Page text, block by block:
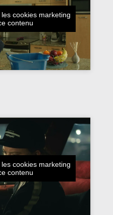
cookies marketing
contenu
cookies marketing
contenu